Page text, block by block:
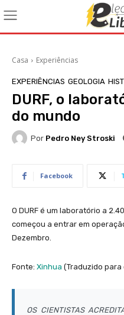
Casa Experiências
EXPERIÊNCIAS GEOLOGIA
DURF, o
do mundo
Por Pedro Ney Stroski
Facebook
O DURF é um laboratório a
começou a entrar em
Dezembro.
Fonte: Xinhua (Traduzido para
OS CIENTISTAS